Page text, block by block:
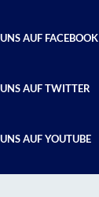
AUF FACEBOOK
AUF TWITTER
AUF YOUTUBE